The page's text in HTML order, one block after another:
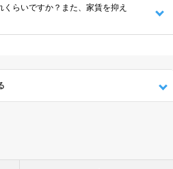
らいですか？また、家賃を抑え